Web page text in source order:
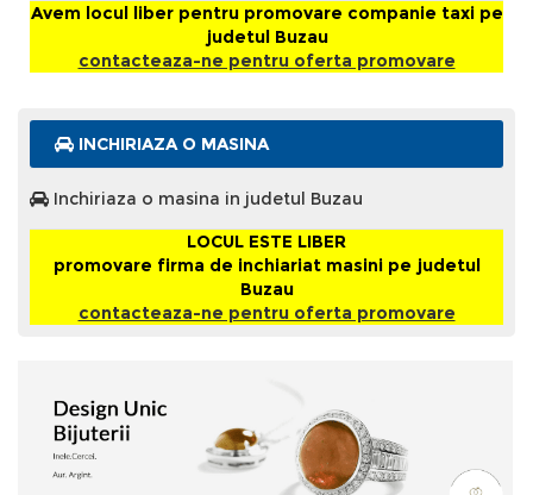
Avem locul liber pentru promovare companie taxi pe
judetul Buzau
contacteaza-ne pentru oferta promovare
INCHIRIAZA O MASINA
Inchiriaza o masina in judetul Buzau
LOCUL ESTE LIBER
promovare firma de inchiariat masini pe judetul
Buzau
contacteaza-ne pentru oferta promovare